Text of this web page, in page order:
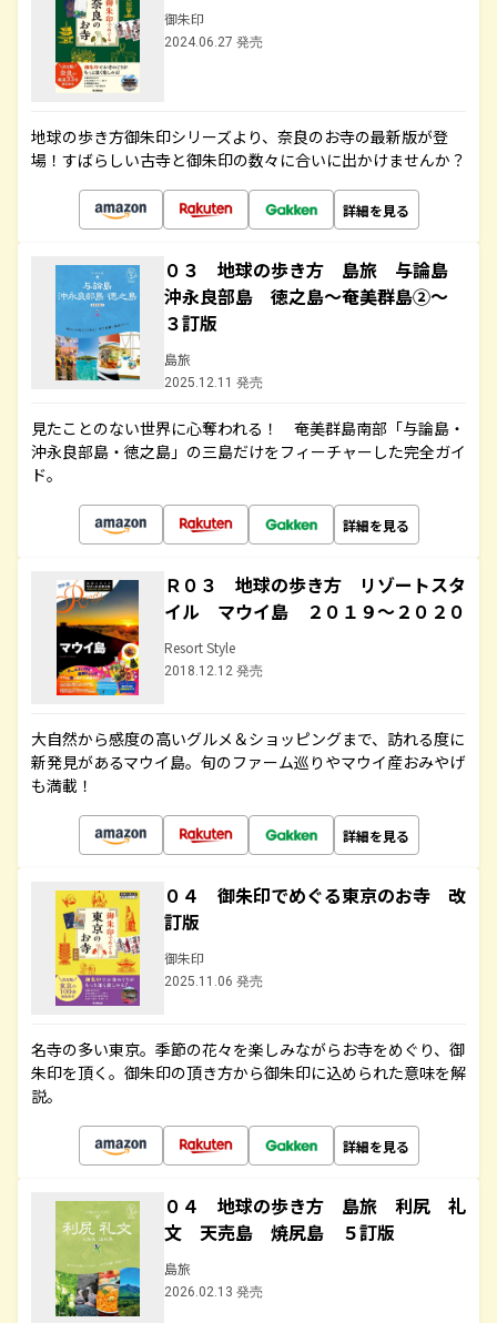
御朱印
2024.06.27 発売
地球の歩き方御朱印シリーズより、奈良のお寺の最新版が登
場！すばらしい古寺と御朱印の数々に合いに出かけませんか？
詳細を見る
０３ 地球の歩き方 島旅 与論島
沖永良部島 徳之島～奄美群島②～
３訂版
島旅
2025.12.11 発売
見たことのない世界に心奪われる！ 奄美群島南部「与論島・
沖永良部島・徳之島」の三島だけをフィーチャーした完全ガイ
ド。
詳細を見る
Ｒ０３ 地球の歩き方 リゾートスタ
イル マウイ島 ２０１９～２０２０
Resort Style
2018.12.12 発売
大自然から感度の高いグルメ＆ショッピングまで、訪れる度に
新発見があるマウイ島。旬のファーム巡りやマウイ産おみやげ
も満載！
詳細を見る
０４ 御朱印でめぐる東京のお寺 改
訂版
御朱印
2025.11.06 発売
名寺の多い東京。季節の花々を楽しみながらお寺をめぐり、御
朱印を頂く。御朱印の頂き方から御朱印に込められた意味を解
説。
詳細を見る
０４ 地球の歩き方 島旅 利尻 礼
文 天売島 焼尻島 ５訂版
島旅
2026.02.13 発売